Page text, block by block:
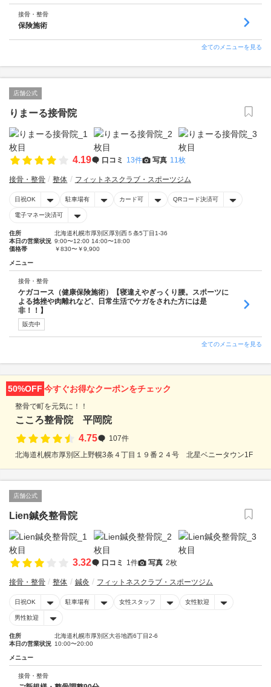
接骨・整骨
保険施術
全てのメニューを見る
店舗公式
りまーる接骨院
4.19 口コミ 13件 写真 11枚
接骨・整骨 整体 フィットネスクラブ・スポーツジム
日祝OK 駐車場有 カード可 QRコード決済可
電子マネー決済可
住所
北海道札幌市厚別区厚別西５条5丁目1-36
本日の営業状況 9:00〜12:00 14:00〜18:00
価格帯
￥830〜￥9,900
メニュー
接骨・整骨
ケガコース（健康保険施術）【寝違えやぎっくり腰。スポーツに
よる捻挫や肉離れなど、日常生活でケガをされた方には是
非！！】
販売中
全てのメニューを見る
50%OFF 今すぐお得なクーポンをチェック
整骨で町を元気に！！
こころ整骨院 平岡院
4.75
107件
北海道札幌市厚別区上野幌3条４丁目１９番２４号 北星ベニータウン1F
店舗公式
Lien鍼灸整骨院
3.32 口コミ 1件 写真 2枚
接骨・整骨 整体 鍼灸 フィットネスクラブ・スポーツジム
日祝OK 駐車場有 女性スタッフ 女性歓迎
男性歓迎
住所
北海道札幌市厚別区大谷地西6丁目2-6
本日の営業状況 10:00〜20:00
メニュー
接骨・整骨